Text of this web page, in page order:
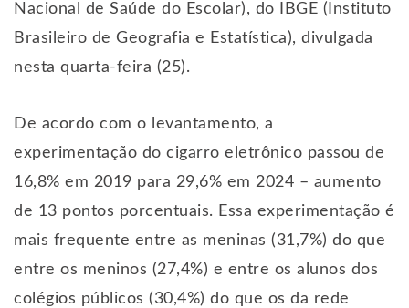
Nacional de Saúde do Escolar), do IBGE (Instituto
Brasileiro de Geografia e Estatística), divulgada
nesta quarta-feira (25).
De acordo com o levantamento, a
experimentação do cigarro eletrônico passou de
16,8% em 2019 para 29,6% em 2024 – aumento
de 13 pontos porcentuais. Essa experimentação é
mais frequente entre as meninas (31,7%) do que
entre os meninos (27,4%) e entre os alunos dos
colégios públicos (30,4%) do que os da rede